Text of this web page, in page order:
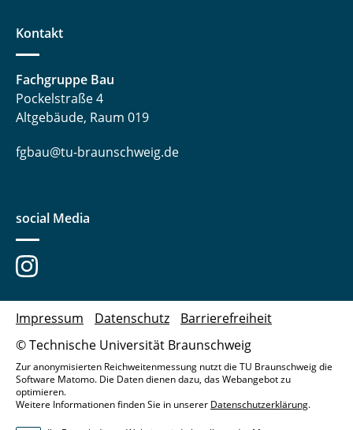
Kontakt
Fachgruppe Bau
Pockelstraße 4
Altgebäude, Raum 019
fgbau@tu-braunschweig.de
social Media
© Technische Universität Braunschweig
Impressum Datenschutz Barrierefreiheit
Zur anonymisierten Reichweitenmessung nutzt die TU Braunschweig die
Software Matomo. Die Daten dienen dazu, das Webangebot zu
optimieren.
Weitere Informationen finden Sie in unserer Datenschutzerklärung.